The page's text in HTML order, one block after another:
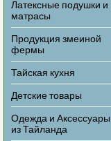
Латексные подушки и
матрасы
Продукция змеиной
фермы
Тайская кухня
Детские товары
Одежда и Аксессуары
из Тайланда